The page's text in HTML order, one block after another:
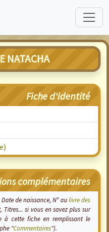
NATACHA
Fiche d'identité
complémentaires
de naissance, N° aulivre des
Titres... si vous en savez plus sur
à cette fiche en remplissant le
"Commentaires").